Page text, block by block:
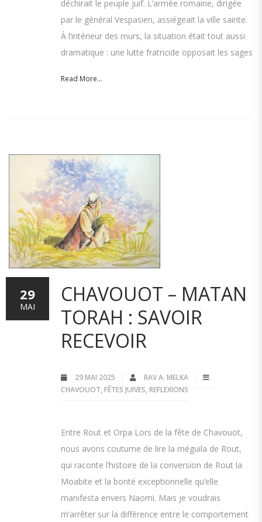
déchirait le peuple juif. L’armée romaine, dirigée
par le général Vespasien, assiégeait la ville sainte.
À l’intérieur des murs, la situation était tout aussi
dramatique : une lutte fratricide opposait les sages
Read More...
CHAVOUOT – MATAN
TORAH : SAVOIR
RECEVOIR
29 MAI 2025
RAV A. MELKA
CHAVOUOT, FÊTES JUIVES, REFLEXIONS
Entre Rout et Orpa Lors de la fête de Chavouot,
nous avons coutume de lire la méguila de Rout,
qui raconte l’histoire de la conversion de Rout la
Moabite et la bonté exceptionnelle qu’elle
manifesta envers Naomi. Mais je voudrais
m’arrêter sur la différence entre le comportement
29
MAI